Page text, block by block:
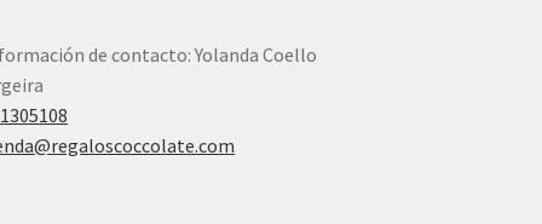
de contacto: Yolanda Coello